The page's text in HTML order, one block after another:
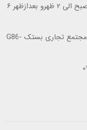
زمانی کاری: شنبه تا پنچ شنبه ساعت ۹ صبح الی ۲ ظهرو بعدازظهر ۶
آدرس: استان هرمزگان شهرستان بستک مجتمع تجاری بستک G86-